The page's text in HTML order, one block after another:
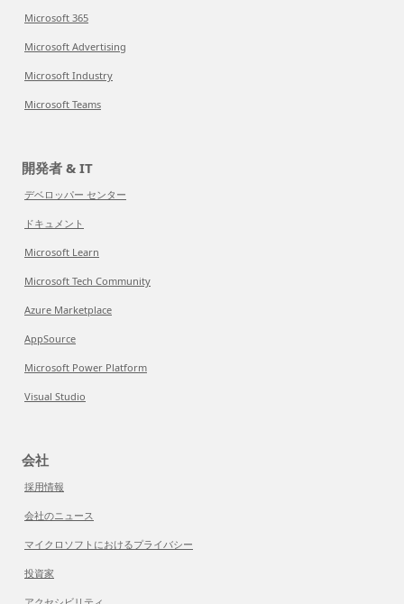
Microsoft 365
Microsoft Advertising
Microsoft Industry
Microsoft Teams
開発者 & IT
デベロッパー センター
ドキュメント
Microsoft Learn
Microsoft Tech Community
Azure Marketplace
AppSource
Microsoft Power Platform
Visual Studio
会社
採用情報
会社のニュース
マイクロソフトにおけるプライバシー
投資家